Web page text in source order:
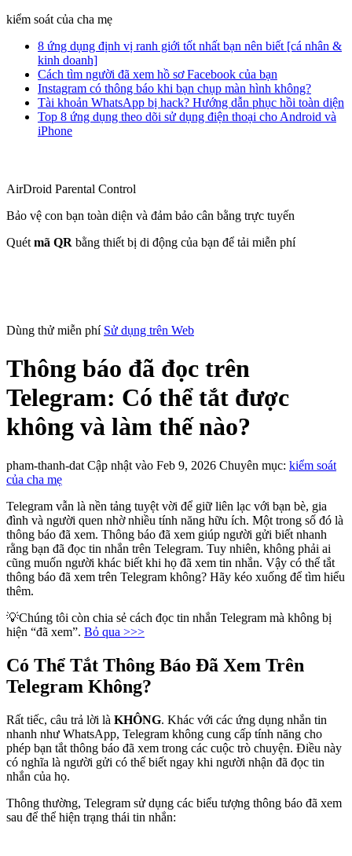
kiểm soát của cha mẹ
8 ứng dụng định vị ranh giới tốt nhất bạn nên biết [cá nhân &
kinh doanh]
Cách tìm người đã xem hồ sơ Facebook của bạn
Instagram có thông báo khi bạn chụp màn hình không?
Tài khoản WhatsApp bị hack? Hướng dẫn phục hồi toàn diện
Top 8 ứng dụng theo dõi sử dụng điện thoại cho Android và
iPhone
AirDroid Parental Control
Bảo vệ con bạn toàn diện và đảm bảo cân bằng trực tuyến
Quét mã QR bằng thiết bị di động của bạn để tải miễn phí
Dùng thử miễn phí Sử dụng trên Web
Thông báo đã đọc trên
Telegram: Có thể tắt được
không và làm thế nào?
pham-thanh-dat Cập nhật vào Feb 9, 2026 Chuyên mục: kiểm soát
của cha mẹ
Telegram vẫn là nền tảng tuyệt vời để giữ liên lạc với bạn bè, gia
đình và người quen nhờ nhiều tính năng hữu ích. Một trong số đó là
thông báo đã xem. Thông báo đã xem giúp người gửi biết nhanh
rằng bạn đã đọc tin nhắn trên Telegram. Tuy nhiên, không phải ai
cũng muốn người khác biết khi họ đã xem tin nhắn. Vậy có thể tắt
thông báo đã xem trên Telegram không? Hãy kéo xuống để tìm hiểu
thêm.
💡Chúng tôi còn chia sẻ cách đọc tin nhắn Telegram mà không bị
hiện “đã xem”. Bỏ qua >>>
Có Thể Tắt Thông Báo Đã Xem Trên
Telegram Không?
Rất tiếc, câu trả lời là KHÔNG. Khác với các ứng dụng nhắn tin
nhanh như WhatsApp, Telegram không cung cấp tính năng cho
phép bạn tắt thông báo đã xem trong các cuộc trò chuyện. Điều này
có nghĩa là người gửi có thể biết ngay khi người nhận đã đọc tin
nhắn của họ.
Thông thường, Telegram sử dụng các biểu tượng thông báo đã xem
sau để thể hiện trạng thái tin nhắn: